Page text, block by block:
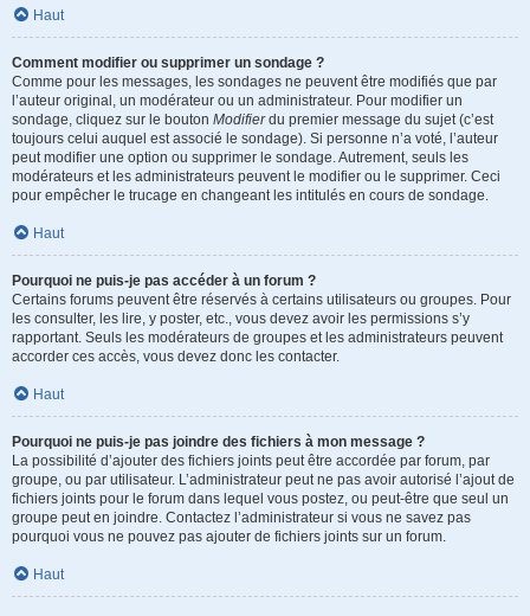
Haut
Comment modifier ou supprimer un sondage ?
Comme pour les messages, les sondages ne peuvent être modifiés que par
l’auteur original, un modérateur ou un administrateur. Pour modifier un
sondage, cliquez sur le bouton Modifierdu premier message du sujet (c’est
toujours celui auquel est associé le sondage). Si personne n’a voté, l’auteur
peut modifier une option ou supprimer le sondage. Autrement, seuls les
modérateurs et les administrateurs peuvent le modifier ou le supprimer. Ceci
pour empêcher le trucage en changeant les intitulés en cours de sondage.
Haut
Pourquoi ne puis-je pas accéder à un forum ?
Certains forums peuvent être réservés à certains utilisateurs ou groupes. Pour
les consulter, les lire, y poster, etc., vous devez avoir les permissions s’y
rapportant. Seuls les modérateurs de groupes et les administrateurs peuvent
accorder ces accès, vous devez donc les contacter.
Haut
Pourquoi ne puis-je pas joindre des fichiers à mon message ?
La possibilité d’ajouter des fichiers joints peut être accordée par forum, par
groupe, ou par utilisateur. L’administrateur peut ne pas avoir autorisé l’ajout de
fichiers joints pour le forum dans lequel vous postez, ou peut-être que seul un
groupe peut en joindre. Contactez l’administrateur si vous ne savez pas
pourquoi vous ne pouvez pas ajouter de fichiers joints sur un forum.
Haut